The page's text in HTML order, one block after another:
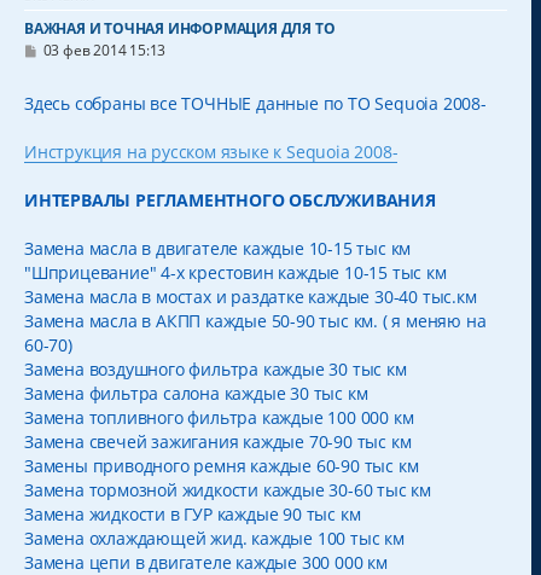
ВАЖНАЯ И ТОЧНАЯ ИНФОРМАЦИЯ ДЛЯ ТО
С
б
щ
н
и
03 фев 2014 15:13
Здесь собраны все ТОЧНЫЕ данные по ТО Sequoia 2008-
Инструкция на русском языке к Sequoia 2008-
ИНТЕРВАЛЫ РЕГЛАМЕНТНОГО ОБСЛУЖИВАНИЯ
Замена масла в двигателе каждые 10-15 тыс км
"Шприцевание" 4-х крестовин каждые 10-15 тыс км
Замена масла в мостах и раздатке каждые 30-40 тыс.км
Замена масла в АКПП каждые 50-90 тыс км. ( я меняю на
60-70)
Замена воздушного фильтра каждые 30 тыс км
Замена фильтра салона каждые 30 тыс км
Замена топливного фильтра каждые 100 000 км
Замена свечей зажигания каждые 70-90 тыс км
Замены приводного ремня каждые 60-90 тыс км
Замена тормозной жидкости каждые 30-60 тыс км
Замена жидкости в ГУР каждые 90 тыс км
Замена охлаждающей жид. каждые 100 тыс км
Замена цепи в двигателе каждые 300 000 км